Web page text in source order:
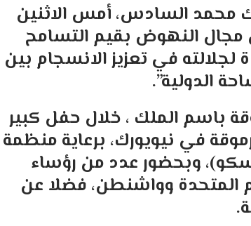
محمد السادس، أمس الاثنين
مجال النهوض بقيم التسامح
لجلالته في تعزيز الانسجام بين
الدولية”.
باسم الملك ، خلال حفل كبير
في نيويورك، برعاية منظمة
وبحضور عدد من رؤساء
المتحدة وواشنطن، فضلا عن